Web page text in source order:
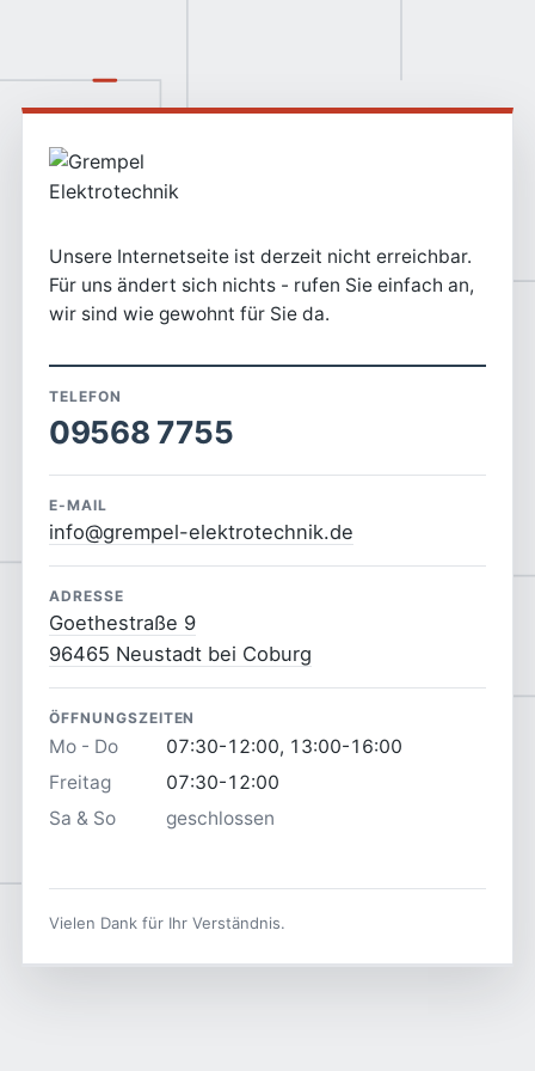
Unsere Internetseite ist derzeit nicht erreichbar.
Für uns ändert sich nichts - rufen Sie einfach an,
wir sind wie gewohnt für Sie da.
TELEFON
09568 7755
E-MAIL
info@grempel-elektrotechnik.de
ADRESSE
Goethestraße 9
96465 Neustadt bei Coburg
ÖFFNUNGSZEITEN
Mo - Do
07:30-12:00, 13:00-16:00
Freitag
07:30-12:00
Sa & So
geschlossen
Vielen Dank für Ihr Verständnis.